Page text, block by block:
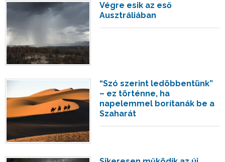
Végre esik az eső
Ausztráliában
“Szó szerint ledöbbentünk”
– ez történne, ha
napelemmel borítanák be a
Szaharát